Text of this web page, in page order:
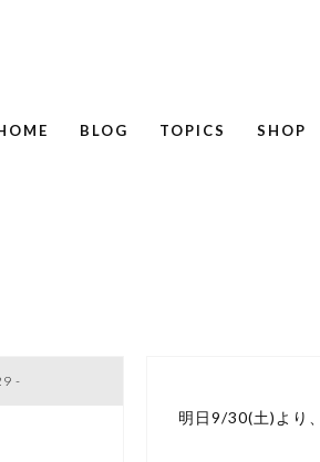
BLOG
TOPICS
SHOP
-
明日9/30(土)より